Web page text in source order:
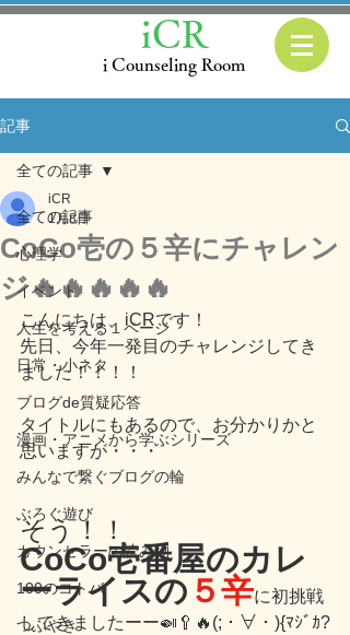
i Counseling Room
iCR
記事
全ての記事
心理学
イベント
人生を考える１ページ
日常・小ネタ
ブログde質疑応答
漫画・アニメから学ぶシリーズ
みんなで繋ぐブログの輪
ぶろぐ遊び
カウンセラーの読み物
100のコトバ
つぶやき
全ての記事
CoCo壱の５辛にチャレン
ジ🔥🔥🔥🔥🔥
iCR
1月8日
こんにちは、iCRです！
先日、今年一発目のチャレンジしてき
ました！！！！
タイトルにもあるので、お分かりかと
思いますが・・・
そう！！
CoCo壱番屋のカレ
ーライスの ５辛に初挑戦
してきましたーー🍛🥄🔥(;・∀・){ﾏｼﾞｶ?